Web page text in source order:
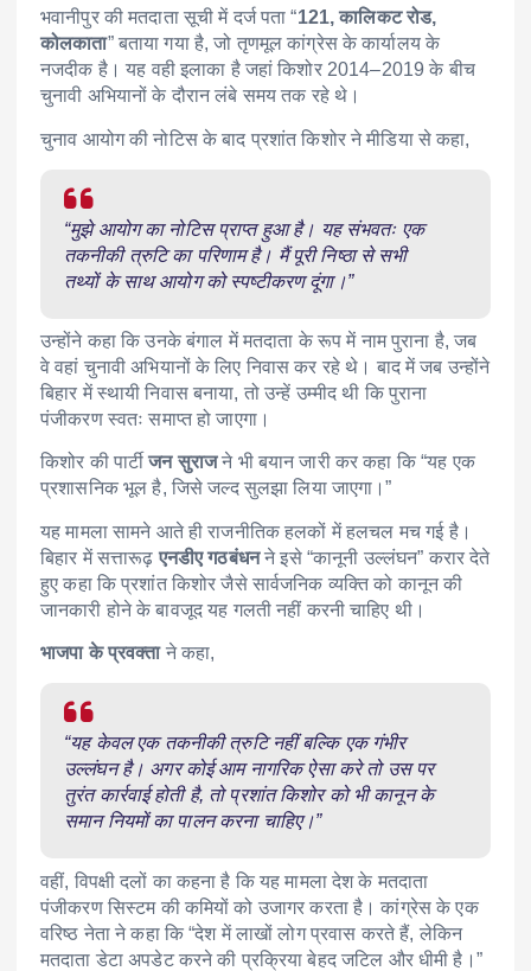
भवानीपुर की मतदाता सूची में दर्ज पता “121, कालिकट रोड,
कोलकाता” बताया गया है, जो तृणमूल कांग्रेस के कार्यालय के
नजदीक है। यह वही इलाका है जहां किशोर 2014–2019 के बीच
चुनावी अभियानों के दौरान लंबे समय तक रहे थे।
चुनाव आयोग की नोटिस के बाद प्रशांत किशोर ने मीडिया से कहा,
“मुझे आयोग का नोटिस प्राप्त हुआ है। यह संभवतः एक
तकनीकी त्रुटि का परिणाम है। मैं पूरी निष्ठा से सभी
तथ्यों के साथ आयोग को स्पष्टीकरण दूंगा।”
उन्होंने कहा कि उनके बंगाल में मतदाता के रूप में नाम पुराना है, जब
वे वहां चुनावी अभियानों के लिए निवास कर रहे थे। बाद में जब उन्होंने
बिहार में स्थायी निवास बनाया, तो उन्हें उम्मीद थी कि पुराना
पंजीकरण स्वतः समाप्त हो जाएगा।
किशोर की पार्टीजन सुराजने भी बयान जारी कर कहा कि “यह एक
प्रशासनिक भूल है, जिसे जल्द सुलझा लिया जाएगा।”
यह मामला सामने आते ही राजनीतिक हलकों में हलचल मच गई है।
बिहार में सत्तारूढ़एनडीए गठबंधनने इसे “कानूनी उल्लंघन” करार देते
हुए कहा कि प्रशांत किशोर जैसे सार्वजनिक व्यक्ति को कानून की
जानकारी होने के बावजूद यह गलती नहीं करनी चाहिए थी।
भाजपा के प्रवक्ताने कहा,
“यह केवल एक तकनीकी त्रुटि नहीं बल्कि एक गंभीर
उल्लंघन है। अगर कोई आम नागरिक ऐसा करे तो उस पर
तुरंत कार्रवाई होती है, तो प्रशांत किशोर को भी कानून के
समान नियमों का पालन करना चाहिए।”
वहीं, विपक्षी दलों का कहना है कि यह मामला देश के मतदाता
पंजीकरण सिस्टम की कमियों को उजागर करता है। कांग्रेस के एक
वरिष्ठ नेता ने कहा कि “देश में लाखों लोग प्रवास करते हैं, लेकिन
मतदाता डेटा अपडेट करने की प्रक्रिया बेहद जटिल और धीमी है।”